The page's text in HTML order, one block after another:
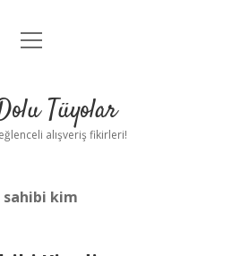
Anasayfa
Uyarı
menüyü
Tüyolar
alışveriş fikirleri!
sahibi kim